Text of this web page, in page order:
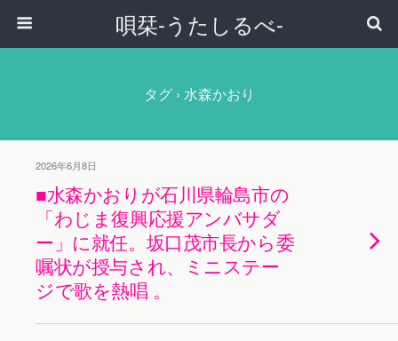
唄栞-うたしるべ-
タグ › 水森かおり
2026年6月8日
■水森かおりが石川県輪島市の
「わじま復興応援アンバサダ
ー」に就任。坂口茂市長から委
嘱状が授与され、ミニステー
ジで歌を熱唱 。